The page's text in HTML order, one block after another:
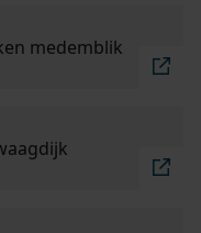
medemblik